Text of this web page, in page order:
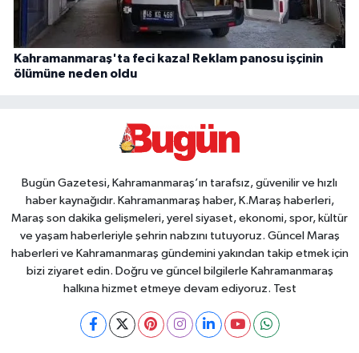
Kahramanmaraş'ta feci kaza! Reklam panosu işçinin
ölümüne neden oldu
Bugün Gazetesi, Kahramanmaraş’ın tarafsız, güvenilir ve hızlı
haber kaynağıdır. Kahramanmaraş haber, K.Maraş haberleri,
Maraş son dakika gelişmeleri, yerel siyaset, ekonomi, spor, kültür
ve yaşam haberleriyle şehrin nabzını tutuyoruz. Güncel Maraş
haberleri ve Kahramanmaraş gündemini yakından takip etmek için
bizi ziyaret edin. Doğru ve güncel bilgilerle Kahramanmaraş
halkına hizmet etmeye devam ediyoruz. Test